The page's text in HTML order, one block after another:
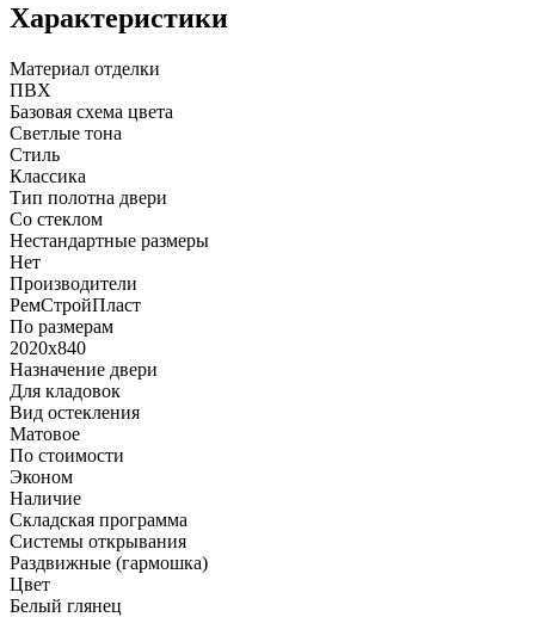
Характеристики
Материал отделки
ПВХ
Базовая схема цвета
Светлые тона
Стиль
Классика
Тип полотна двери
Со стеклом
Нестандартные размеры
Нет
Производители
РемСтройПласт
По размерам
2020х840
Назначение двери
Для кладовок
Вид остекления
Матовое
По стоимости
Эконом
Наличие
Складская программа
Системы открывания
Раздвижные (гармошка)
Цвет
Белый глянец